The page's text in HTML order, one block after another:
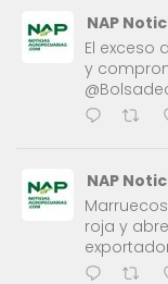
NAP
El exceso
y
NAP
roja y